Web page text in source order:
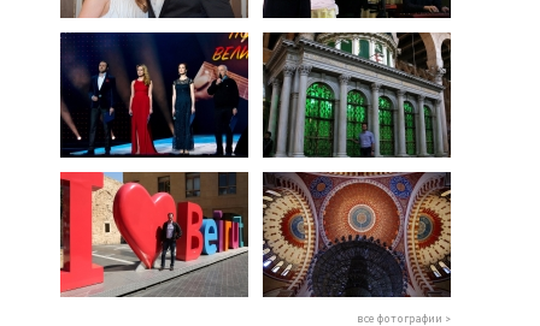
все фотографии >